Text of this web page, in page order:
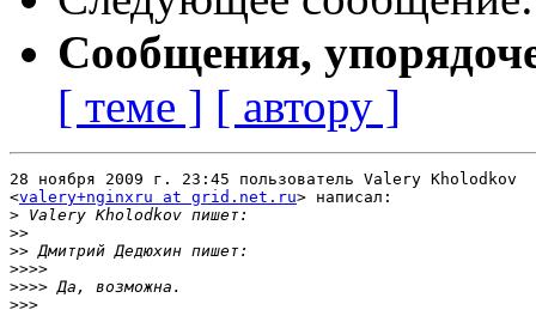
Сообщения,
[ теме ] [ автору ]
28 ноября 2009 г. 23:45 пользователь Valery Kholodkov
<valery+nginxru at grid.net.ru> написал:
>
>>
>>
>>>>
>>>>
>>>